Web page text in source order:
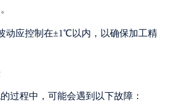
动应控制在±1℃以内，以确保加工精
过程中，可能会遇到以下故障：